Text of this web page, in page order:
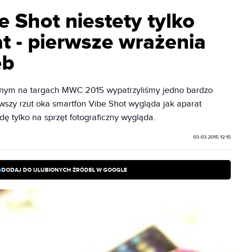
Shot niestety tylko
- pierwsze wrażenia
na targach MWC 2015 wypatrzyliśmy jedno bardzo
rzut oka smartfon Vibe Shot wygląda jak aparat
tylko na sprzęt fotograficzny wygląda.
03.03.2015 12:15
DODAJ DO ULUBIONYCH ŹRÓDEŁ W GOOGLE